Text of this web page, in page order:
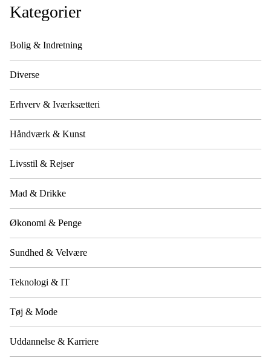
Kategorier
Bolig & Indretning
Diverse
Erhverv & Iværksætteri
Håndværk & Kunst
Livsstil & Rejser
Mad & Drikke
Økonomi & Penge
Sundhed & Velvære
Teknologi & IT
Tøj & Mode
Uddannelse & Karriere